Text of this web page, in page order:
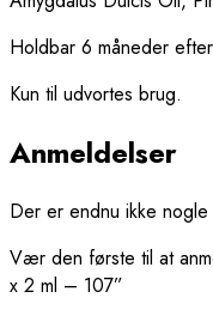
Holdbar 6 måneder
Kun til udvortes brug.
Anmeldelser
Der er endnu ikke nogle
Vær den første til at
x 2 ml – 107”